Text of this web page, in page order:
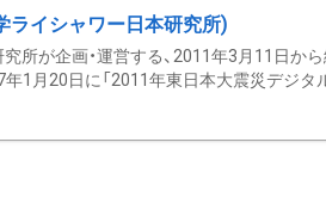
ライシャワー日本研究所)
所が企画・運営する、2011年3月11日か
1月20日に「2011年東日本大震災デジタ